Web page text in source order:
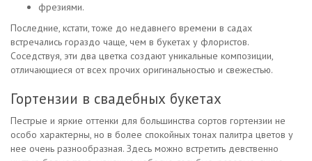
фрезиями.
Последние, кстати, тоже до недавнего времени в садах
встречались гораздо чаще, чем в букетах у флористов.
Соседствуя, эти два цветка создают уникальные композиции,
отличающиеся от всех прочих оригинальностью и свежестью.
Гортензии в свадебных букетах
Пестрые и яркие оттенки для большинства сортов гортензии не
особо характерны, но в более спокойных тонах палитра цветов у
нее очень разнообразная. Здесь можно встретить девственно